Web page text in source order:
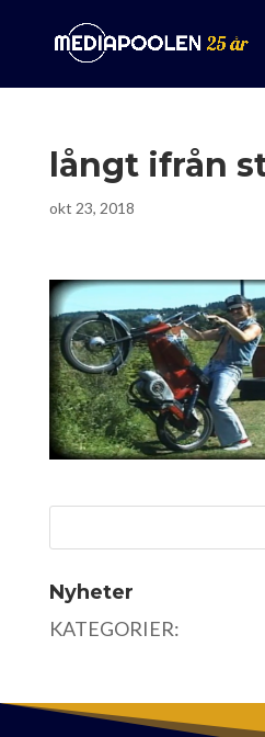
långt ifrån
okt 23, 2018
Nyheter
KATEGORIER: